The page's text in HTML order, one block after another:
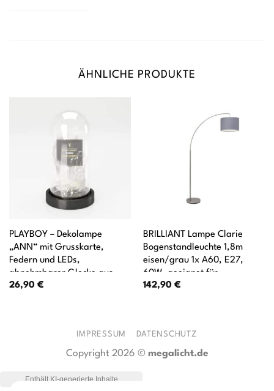
ÄHNLICHE PRODUKTE
PLAYBOY – Dekolampe
„ANN“ mit Grusskarte,
Federn und LEDs,
abnehmbarer Glocke aus
Glas, batteriebetrieben,
26,90 €
BRILLIANT Lampe Clarie
Bogenstandleuchte 1,8m
eisen/grau 1x A60, E27,
60W, geeignet für
Normallampen (nicht
142,90 €
IMPRESSUM DATENSCHUTZ
Copyright 2026 © megalicht.de